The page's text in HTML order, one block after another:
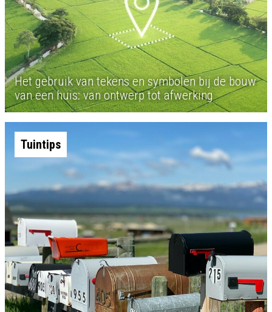
Het gebruik van tekens en symbolen bij de bouw
van een huis: van ontwerp tot afwerking
Tuintips